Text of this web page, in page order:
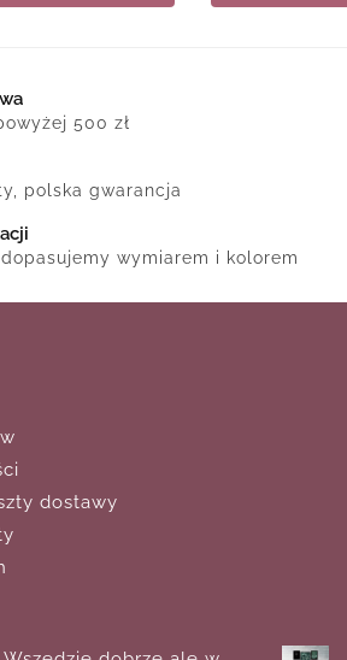
500 zł
polska gwarancja
wymiarem i kolorem
dostawy